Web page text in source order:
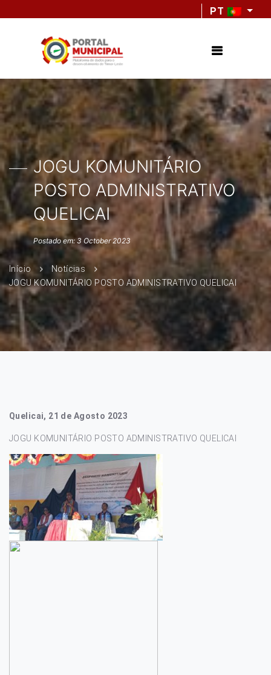
PT
JOGU KOMUNITÁRIO
POSTO ADMINISTRATIVO
QUELICAI
Postado em: 3 October 2023
Início
Notícias
JOGU KOMUNITÁRIO POSTO ADMINISTRATIVO QUELICAI
Quelicai, 21 de Agosto 2023
JOGU KOMUNITÁRIO POSTO ADMINISTRATIVO QUELICAI